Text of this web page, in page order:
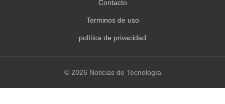
Contacto
Terminos de uso
política de privacidad
© 2026 Noticias de Tecnología